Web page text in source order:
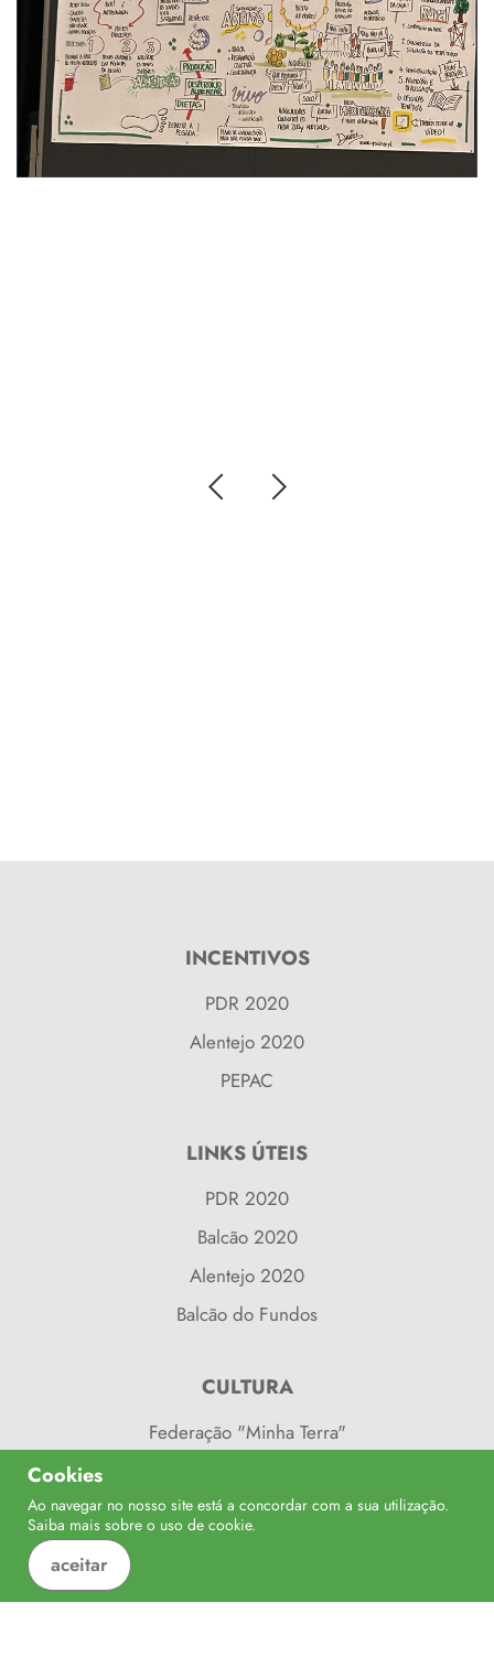
INCENTIVOS
PDR 2020
Alentejo 2020
PEPAC
LINKS ÚTEIS
PDR 2020
Balcão 2020
Alentejo 2020
Balcão do Fundos
CULTURA
Federação "Minha Terra"
Caminhos do ribatejo
Cookies
Ao navegar no nosso site está a concordar com a sua utilização.
Saiba mais sobre o uso de cookie.
aceitar
Confinanciado por: